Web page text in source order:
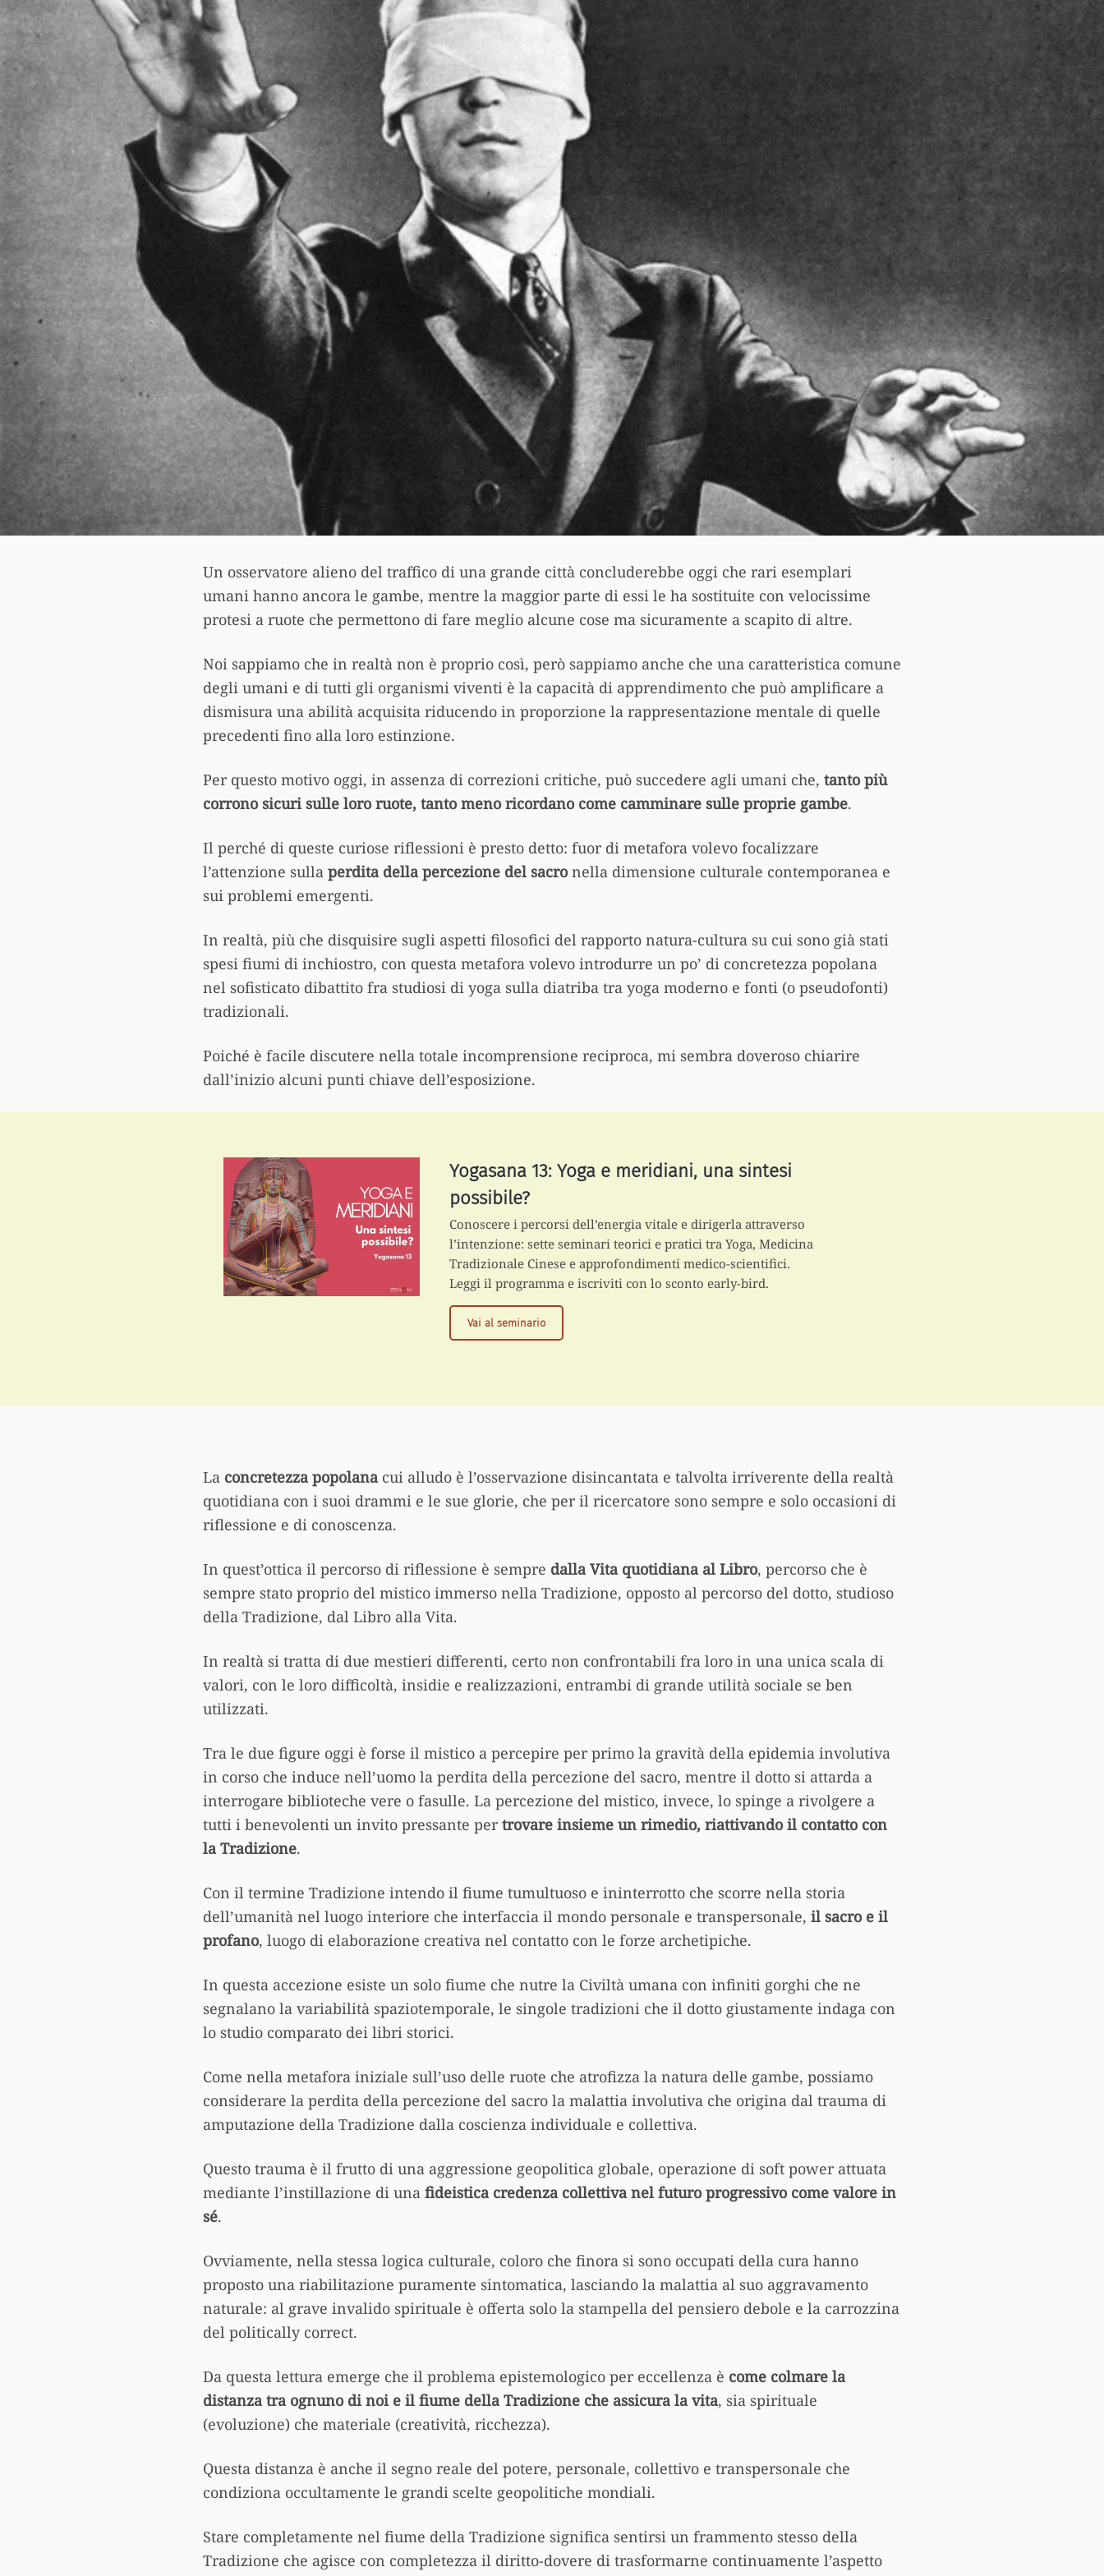
Un osservatore alieno del traffico di una grande città concluderebbe oggi che rari esemplari
umani hanno ancora le gambe, mentre la maggior parte di essi le ha sostituite con velocissime
protesi a ruote che permettono di fare meglio alcune cose ma sicuramente a scapito di altre.
Noi sappiamo che in realtà non è proprio così, però sappiamo anche che una caratteristica comune
degli umani e di tutti gli organismi viventi è la capacità di apprendimento che può amplificare a
dismisura una abilità acquisita riducendo in proporzione la rappresentazione mentale di quelle
precedenti fino alla loro estinzione.
Per questo motivo oggi, in assenza di correzioni critiche, può succedere agli umani che, tanto più
corrono sicuri sulle loro ruote, tanto meno ricordano come camminare sulle proprie gambe.
Il perché di queste curiose riflessioni è presto detto: fuor di metafora volevo focalizzare
l’attenzione sulla perdita della percezione del sacro nella dimensione culturale contemporanea e
sui problemi emergenti.
In realtà, più che disquisire sugli aspetti filosofici del rapporto natura-cultura su cui sono già stati
spesi fiumi di inchiostro, con questa metafora volevo introdurre un po’ di concretezza popolana
nel sofisticato dibattito fra studiosi di yoga sulla diatriba tra yoga moderno e fonti (o pseudofonti)
tradizionali.
Poiché è facile discutere nella totale incomprensione reciproca, mi sembra doveroso chiarire
dall’inizio alcuni punti chiave dell’esposizione.
Yogasana 13: Yoga e meridiani, una sintesi
possibile?
Conoscere i percorsi dell’energia vitale e dirigerla attraverso
l’intenzione: sette seminari teorici e pratici tra Yoga, Medicina
Tradizionale Cinese e approfondimenti medico-scientifici.
Leggi il programma e iscriviti con lo sconto early-bird.
Vai al seminarioYogasana
13:
una
La concretezza popolana cui alludo è l’osservazione disincantata e talvolta irriverente della realtà
quotidiana con i suoi drammi e le sue glorie, che per il ricercatore sono sempre e solo occasioni di
riflessione e di conoscenza.
In quest’ottica il percorso di riflessione è sempre dalla Vita quotidiana al Libro, percorso che è
sempre stato proprio del mistico immerso nella Tradizione, opposto al percorso del dotto, studioso
della Tradizione, dal Libro alla Vita.
In realtà si tratta di due mestieri differenti, certo non confrontabili fra loro in una unica scala di
valori, con le loro difficoltà, insidie e realizzazioni, entrambi di grande utilità sociale se ben
utilizzati.
Tra le due figure oggi è forse il mistico a percepire per primo la gravità della epidemia involutiva
in corso che induce nell’uomo la perdita della percezione del sacro, mentre il dotto si attarda a
interrogare biblioteche vere o fasulle. La percezione del mistico, invece, lo spinge a rivolgere a
tutti i benevolenti un invito pressante pertrovare insieme un rimedio, riattivando il contatto con
la Tradizione.
Con il termine Tradizione intendo il fiume tumultuoso e ininterrotto che scorre nella storia
dell’umanità nel luogo interiore che interfaccia il mondo personale e transpersonale, il sacro e il
profano, luogo di elaborazione creativa nel contatto con le forze archetipiche.
In questa accezione esiste un solo fiume che nutre la Civiltà umana con infiniti gorghi che ne
segnalano la variabilità spaziotemporale, le singole tradizioni che il dotto giustamente indaga con
lo studio comparato dei libri storici.
Come nella metafora iniziale sull’uso delle ruote che atrofizza la natura delle gambe, possiamo
considerare la perdita della percezione del sacro la malattia involutiva che origina dal trauma di
amputazione della Tradizione dalla coscienza individuale e collettiva.
Questo trauma è il frutto di una aggressione geopolitica globale, operazione di soft power attuata
mediante l’instillazione di una fideistica credenza collettiva nel futuro progressivo come valore in
sé.
Ovviamente, nella stessa logica culturale, coloro che finora si sono occupati della cura hanno
proposto una riabilitazione puramente sintomatica, lasciando la malattia al suo aggravamento
naturale: al grave invalido spirituale è offerta solo la stampella del pensiero debole e la carrozzina
del politically correct.
Da questa lettura emerge che il problema epistemologico per eccellenza è come colmare la
distanza tra ognuno di noi e il fiume della Tradizione che assicura la vita, sia spirituale
(evoluzione) che materiale (creatività, ricchezza).
Questa distanza è anche il segno reale del potere, personale, collettivo e transpersonale che
condiziona occultamente le grandi scelte geopolitiche mondiali.
Stare completamente nel fiume della Tradizione significa sentirsi un frammento stesso della
Tradizione che agisce con completezza il diritto-dovere di trasformarne continuamente l’aspetto